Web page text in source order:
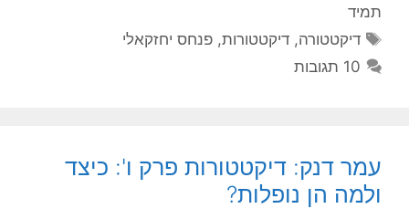
תמיד
תגיות
דיקטטורה,דיקטטורות,פנחס יחזקאלי
10 תגובות
עמר דנק: דיקטטורות פרק ו': כיצד
ולמה הן נופלות?